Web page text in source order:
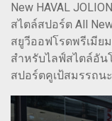
New HAVAL
สไตล์สปอร์ต All
สยูวีออฟโรดพรีเมีย
สำหรับไลฟ์สไตล์อันโ
สปอร์ตคูเป้สมรรถน